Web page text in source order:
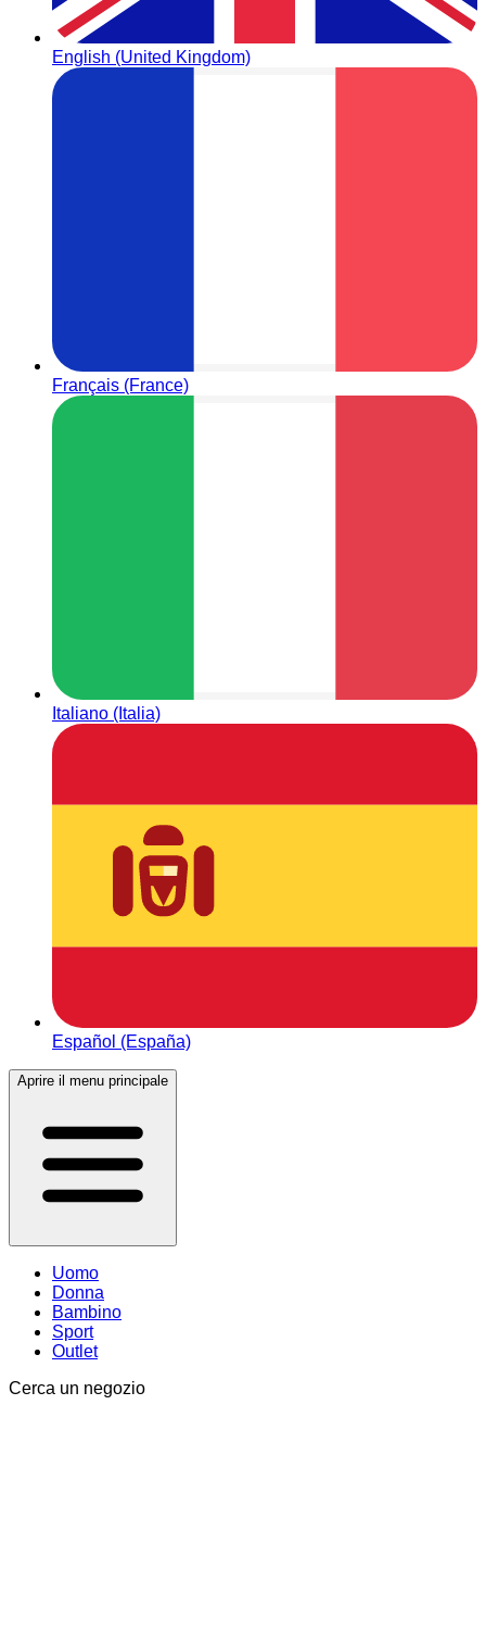
English (United Kingdom)
Français (France)
Italiano (Italia)
Español (España)
Aprire il menu principale
Uomo
Donna
Bambino
Sport
Outlet
Cerca un negozio